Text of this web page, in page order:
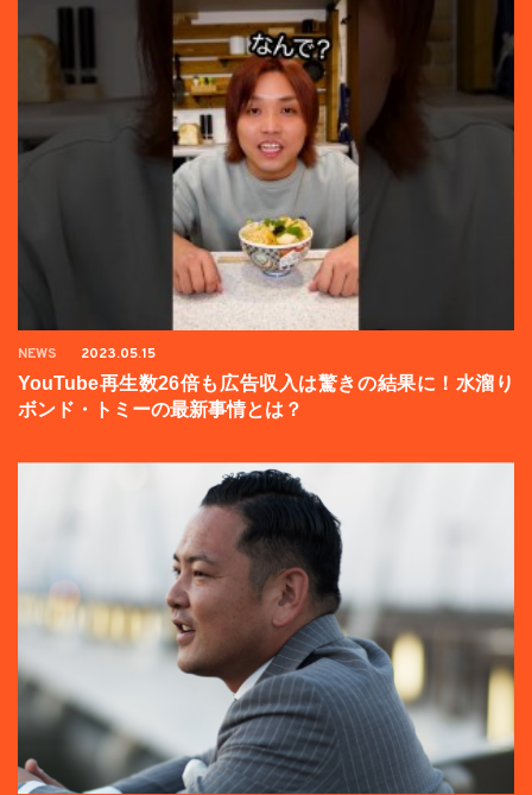
NEWS 2023.05.15
YouTube再生数26倍も広告収入は驚きの結果に！水溜り
ボンド・トミーの最新事情とは？